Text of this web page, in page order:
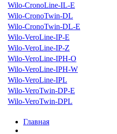
Wilo-CronoLine-IL-E
Wilo-CronoTwin-DL
Wilo-CronoTwin-DL-E
Wilo-VeroLine-IP-E
Wilo-VeroLine-IP-Z
Wilo-VeroLine-IPH-O
Wilo-VeroLine-IPH-W
Wilo-VeroLine-IPL
Wilo-VeroTwin-DP-E
Wilo-VeroTwin-DPL
Главная